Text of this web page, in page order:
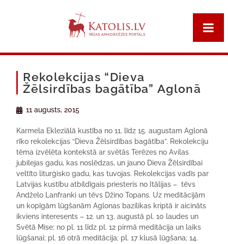
Rekolekcijas “Dieva
Žēlsirdības bagātība” Aglonā
11 augusts, 2015
Karmela Ekleziālā kustība no 11. līdz 15. augustam Aglonā
rīko rekolekcijas “Dieva Žēlsirdības bagātība”. Rekolekciju
tēma izvēlēta kontekstā ar svētās Terēzes no Avilas
jubilejas gadu, kas noslēdzas, un jauno Dieva Žēlsirdībai
veltīto liturģisko gadu, kas tuvojas. Rekolekcijas vadīs par
Latvijas kustību atbildīgais priesteris no Itālijas – tēvs
Andželo Lanfranki un tēvs Džino Topans. Uz meditācijām
un kopīgām lūgšanām Aglonas bazilikas kriptā ir aicināts
ikviens interesents – 12. un 13. augustā pl. 10 laudes un
Svētā Mise; no pl. 11 līdz pl. 12 pirmā meditācija un laiks
lūgšanai; pl. 16 otrā meditācija; pl. 17 klusā lūgšana; 14.